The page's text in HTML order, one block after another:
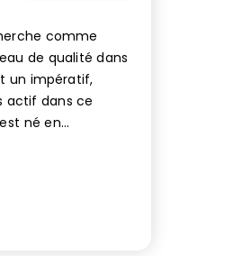
comme
de qualité dans
un impératif,
actif dans ce
né en...